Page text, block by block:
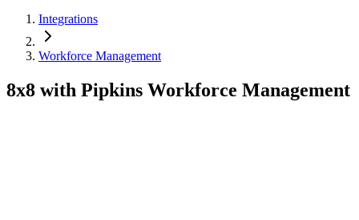
Integrations
Workforce Management
8x8 with Pipkins Workforce Management